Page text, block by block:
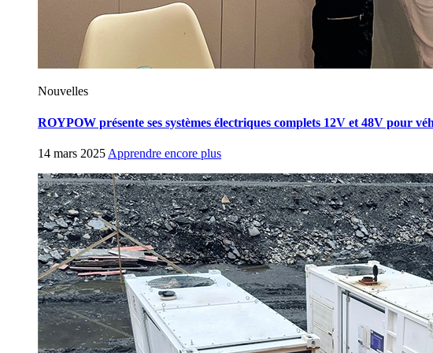
Nouvelles
ROYPOW présente ses systèmes électriques complets 12V et 48V pour
14 mars 2025 Apprendre encore plus